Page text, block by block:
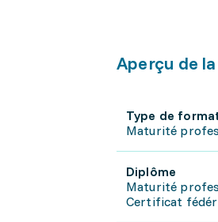
Aperçu de
Type de
Maturité
Diplôme
Maturité
Certificat